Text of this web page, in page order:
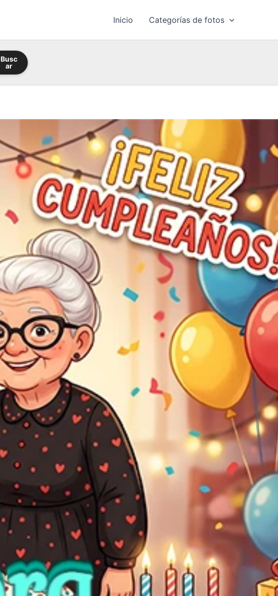
Inicio Categorías de fotos
Busc
ar